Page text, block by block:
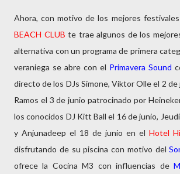
Ahora, con motivo de los mejores
BEACH CLUB te trae algunos de los
alternativa con un programa de primera
veraniega se abre con el Primavera Sound
directo de los DJs Simone, Viktor Olle el 2
Ramos el 3 de junio patrocinado por
los conocidos DJ Kitt Ball el 16 de junio,
y Anjunadeep el 18 de junio en el Hotel
disfrutando de su piscina con motivo del
ofrece la Cocina M3 con influencias de